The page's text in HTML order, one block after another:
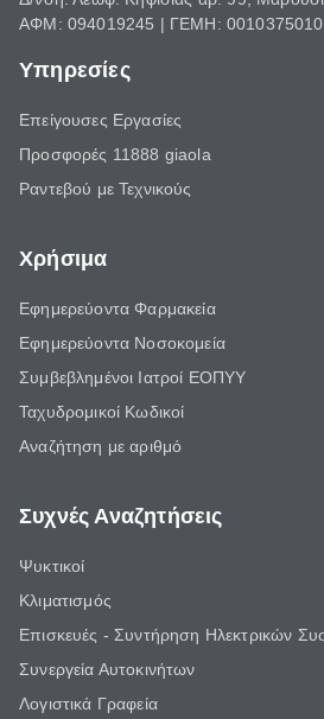
ΑΦΜ: 094019245 | ΓΕΜΗ:
Υπηρεσίες
Επείγουσες Εργασίες
Προσφορές 11888 giaola
Ραντεβού με Τεχνικούς
Χρήσιμα
Εφημερεύοντα Φαρμακεία
Εφημερεύοντα Νοσοκομεία
Συμβεβλημένοι Ιατροί ΕΟΠΥΥ
Ταχυδρομικοί Κωδικοί
Αναζήτηση με αριθμό
Συχνές Αναζητήσεις
Ψυκτικοί
Κλιματισμός
Επισκευές - Συντήρηση Ηλεκτρικών
Συνεργεία Αυτοκινήτων
Λογιστικά Γραφεία